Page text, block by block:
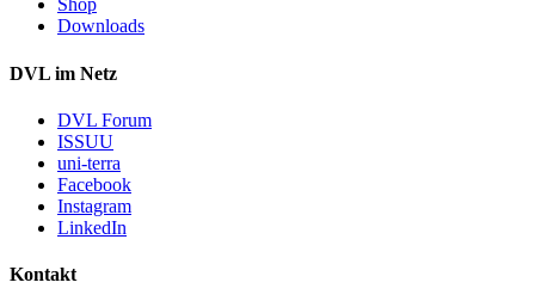
Shop
Downloads
DVL im Netz
DVL Forum
ISSUU
uni-terra
Facebook
Instagram
LinkedIn
Kontakt